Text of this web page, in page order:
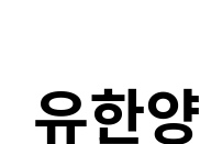
유한